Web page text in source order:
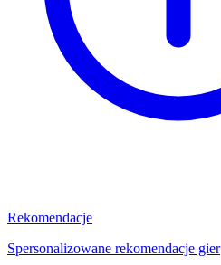
Rekomendacje
Spersonalizowane rekomendacje gier